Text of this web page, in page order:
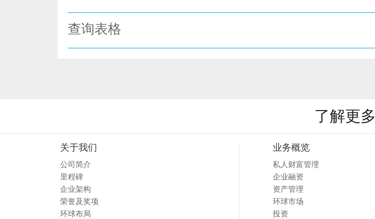
查询表格
了解更多
关于我们
公司简介
里程碑
企业架构
荣誉及奖项
环球布局
业务概览
私人财富管理
企业融资
资产管理
环球市场
投资